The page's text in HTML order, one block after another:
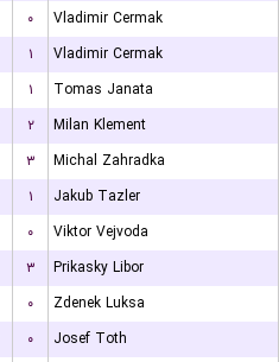
۰
Vladimir Cermak
۱
Vladimir Cermak
۱
Tomas Janata
۲
Milan Klement
۳
Michal Zahradka
۱
Jakub Tazler
۰
Viktor Vejvoda
۳
Prikasky Libor
۰
Zdenek Luksa
۰
Josef Toth